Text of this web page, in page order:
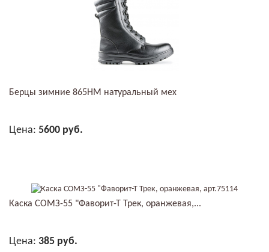
Берцы зимние 865НМ натуральный мех
Цена: 5600 руб.
Каска СОМЗ-55 "Фаворит-Т Трек, оранжевая,...
Цена: 385 руб.